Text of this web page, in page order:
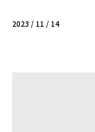
2023 / 11 / 14